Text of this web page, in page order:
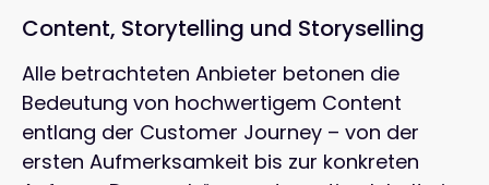
Content, Storytelling und Storyselling
Alle betrachteten Anbieter betonen die
Bedeutung von hochwertigem Content
entlang der Customer Journey – von der
ersten Aufmerksamkeit bis zur konkreten